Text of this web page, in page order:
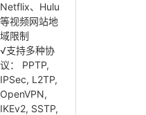
Netflix、Hulu
等视频网站地
域限制
√支持多种协
议： PPTP,
IPSec, L2TP,
OpenVPN,
IKEv2, SSTP,